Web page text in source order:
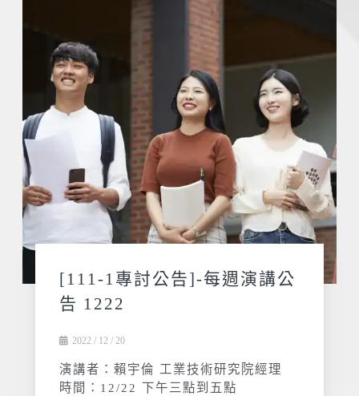
[111-1專討公告]-每週演講公
告 1222
2022 / 12 / 20
演講者：賴宇倫 工業技術研究院經理
時間：12/22 下午三點到五點